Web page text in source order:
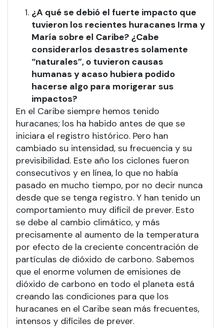
¿A qué se debió el fuerte impacto que
tuvieron los recientes huracanes Irma y
María sobre el Caribe? ¿Cabe
considerarlos desastres solamente
“naturales”, o tuvieron causas
humanas y acaso hubiera podido
hacerse algo para morigerar sus
impactos?
En el Caribe siempre hemos tenido
huracanes; los ha habido antes de que se
iniciara el registro histórico. Pero han
cambiado su intensidad, su frecuencia y su
previsibilidad. Este año los ciclones fueron
consecutivos y en línea, lo que no había
pasado en mucho tiempo, por no decir nunca
desde que se tenga registro. Y han tenido un
comportamiento muy difícil de prever. Esto
se debe al cambio climático, y más
precisamente al aumento de la temperatura
por efecto de la creciente concentración de
partículas de dióxido de carbono. Sabemos
que el enorme volumen de emisiones de
dióxido de carbono en todo el planeta está
creando las condiciones para que los
huracanes en el Caribe sean más frecuentes,
intensos y difíciles de prever.